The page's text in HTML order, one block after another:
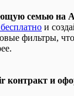
семью на
бесплатно и
фильтры,
и